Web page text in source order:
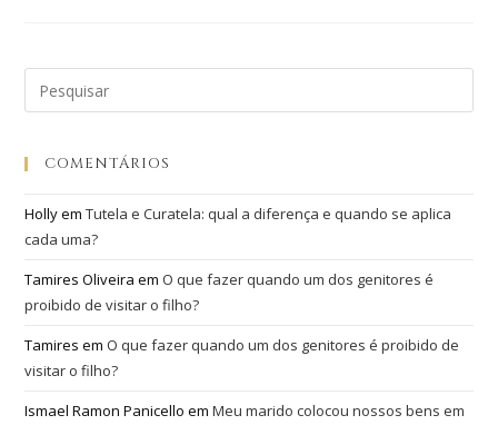
COMENTÁRIOS
HollyemTutela e Curatela: qual a diferença e quando se aplica
cada uma?
Tamires Oliveira emO que fazer quando um dos genitores é
proibido de visitar o filho?
Tamires emO que fazer quando um dos genitores é proibido de
visitar o filho?
Ismael Ramon Panicello emMeu marido colocou nossos bens em